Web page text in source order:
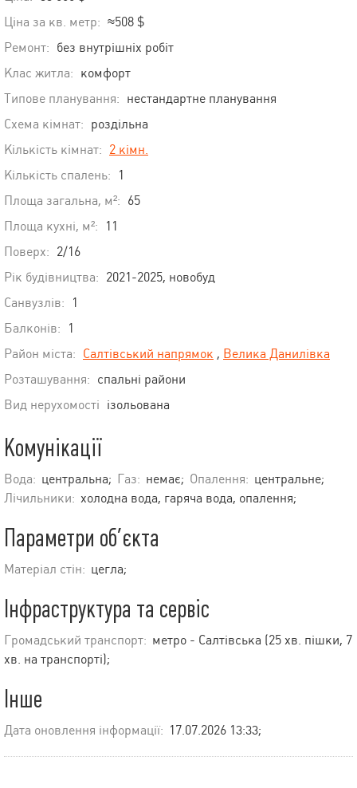
Ціна за кв. метр: ≈508 $
Ремонт: без внутрішніх робіт
Клас житла: комфорт
Типове планування: нестандартне планування
Схема кімнат: роздільна
Кількість кімнат: 2 кімн.
Кількість спалень:
1
Площа загальна, м²: 65
Площа кухні, м²:
11
Поверх: 2/16
Рік будівництва: 2021-2025, новобуд
Санвузлів:
1
Балконів:
1
Район міста: Салтівський напрямок , Велика Данилівка
Розташування: спальні райони
Вид нерухомості ізольована
Комунікації
Вода: центральна; Газ: немає; Опалення: центральне;
Лічильники: холодна вода, гаряча вода, опалення;
Параметри об’єкта
Матеріал стін: цегла;
Інфраструктура та сервіс
Громадський транспорт: метро - Салтівська (25 хв. пішки, 7
хв. на транспорті);
Інше
Дата оновлення інформації: 17.07.2026 13:33;